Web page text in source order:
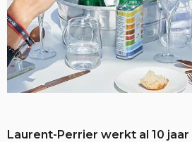
Laurent-Perrier werkt al 10